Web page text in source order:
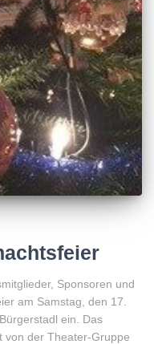
Sponsoren und
am Samstag, den 17.
ein. Das
von der Theater-Gruppe